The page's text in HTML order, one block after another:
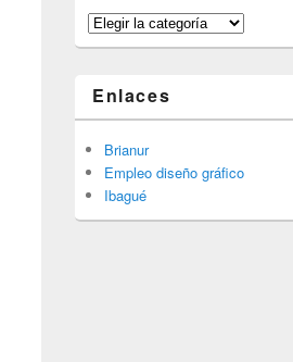
Categorías
Enlaces
Brianur
Empleo diseño gráfico
Ibagué